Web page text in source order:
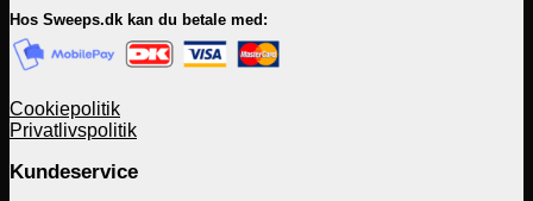
Hos Sweeps.dk kan du betale med:
Cookiepolitik
Privatlivspolitik
Kundeservice